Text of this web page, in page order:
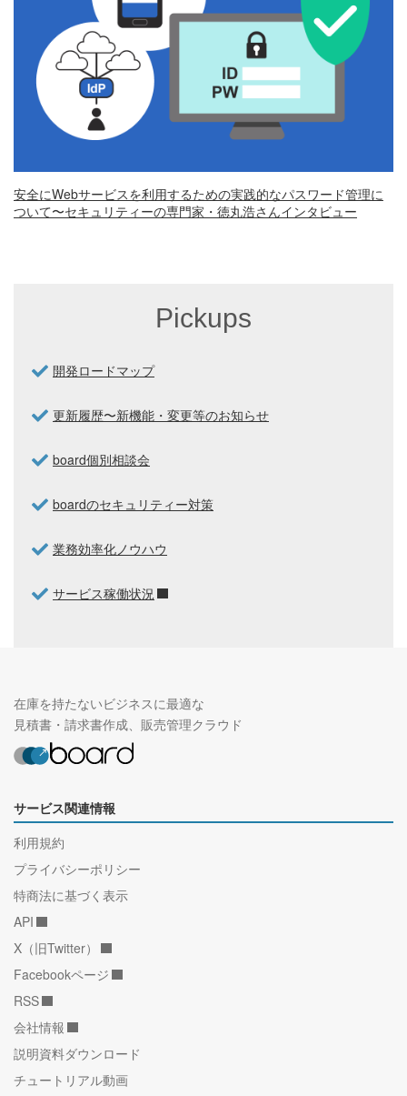
安全にWebサービスを利用するための実践的なパスワード管理に
ついて〜セキュリティーの専門家・徳丸浩さんインタビュー
Pickups
開発ロードマップ
更新履歴〜新機能・変更等のお知らせ
board個別相談会
boardのセキュリティー対策
業務効率化ノウハウ
サービス稼働状況
在庫を持たないビジネスに最適な
見積書・請求書作成、販売管理クラウド
サービス関連情報
利用規約
プライバシーポリシー
特商法に基づく表示
API
X（旧Twitter）
Facebookページ
RSS
会社情報
説明資料ダウンロード
チュートリアル動画